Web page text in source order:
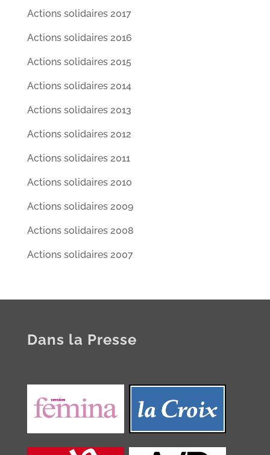
Actions solidaires 2017
Actions solidaires 2016
Actions solidaires 2015
Actions solidaires 2014
Actions solidaires 2013
Actions solidaires 2012
Actions solidaires 2011
Actions solidaires 2010
Actions solidaires 2009
Actions solidaires 2008
Actions solidaires 2007
Dans la Presse